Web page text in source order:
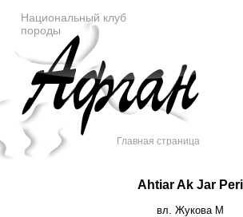
Национальный клуб
породы
Главная страница
Ahtiar Ak Jar Peri
вл. Жукова М